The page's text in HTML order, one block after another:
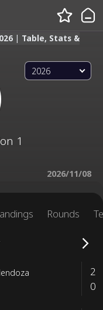
| Table, Stats &
2026
1
2026/11/08
Rounds
2
0